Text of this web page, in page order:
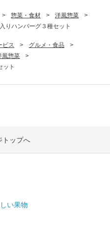
> 惣菜・食材 > 洋風惣菜
>
りハンバーグ３種セット
ビス > グルメ・食品
>
風惣菜
>
ット
トップへ
い果物